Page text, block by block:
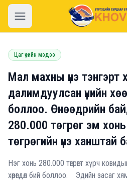
khovd.mn
Цаг үеийн мэдээ
Мал махны үнэ
далимдуулсан үнийн
боллоо. Өнөөдрийн
280.000 төгрөг эм
төгрөгийн үнэ ханштай
Нэг хонь 280.000 төгрөгт хүрч
хөөрөгдөл бий боллоо. Эдийн засаг